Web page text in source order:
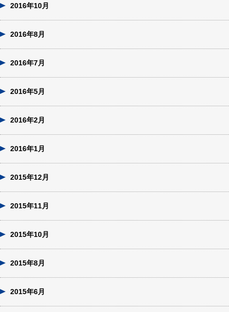
2016年10月
2016年8月
2016年7月
2016年5月
2016年2月
2016年1月
2015年12月
2015年11月
2015年10月
2015年8月
2015年6月